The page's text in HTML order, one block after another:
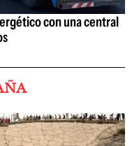
con una central